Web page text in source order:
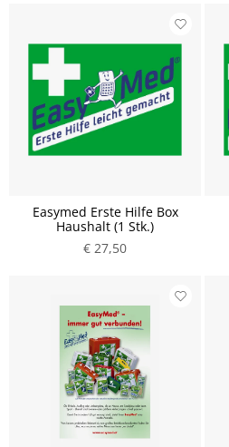
Easymed Erste Hilfe Box
Haushalt (1 Stk.)
€ 27,50